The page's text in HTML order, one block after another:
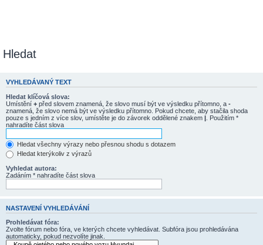
Hledat
VYHLEDÁVANÝ TEXT
Hledat klíčová slova:
Umístění + před slovem znamená, že slovo musí být ve výsledku přítomno, a -
znamená, že slovo nemá být ve výsledku přítomno. Pokud chcete, aby stačila shoda
pouze s jedním z více slov, umístěte je do závorek oddělené znakem | . Použitím *
nahradíte část slova
Hledat všechny výrazy nebo přesnou shodu s dotazem
Hledat kterýkoliv z výrazů
Vyhledat autora:
Zadáním * nahradíte část slova
NASTAVENÍ VYHLEDÁVÁNÍ
Prohledávat fóra:
Zvolte fórum nebo fóra, ve kterých chcete vyhledávat. Subfóra jsou prohledávána
automaticky, pokud nezvolíte jinak.